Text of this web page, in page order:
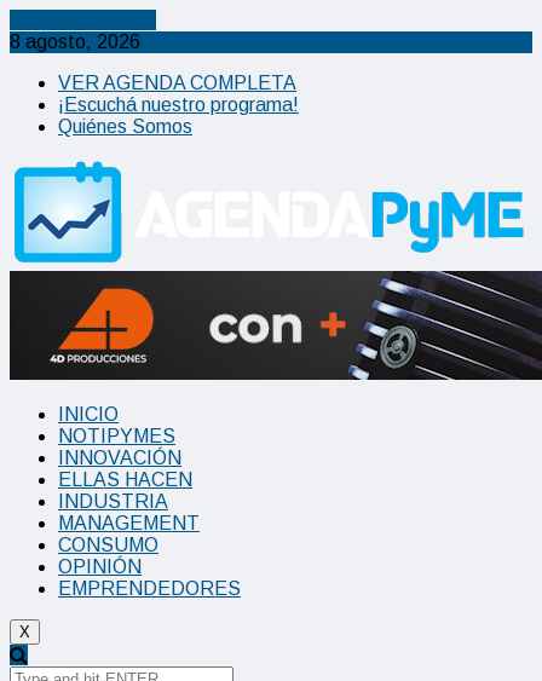
8 agosto, 2026
VER AGENDA COMPLETA
¡Escuchá nuestro programa!
Quiénes Somos
INICIO
NOTIPYMES
INNOVACIÓN
ELLAS HACEN
INDUSTRIA
MANAGEMENT
CONSUMO
OPINIÓN
EMPRENDEDORES
X